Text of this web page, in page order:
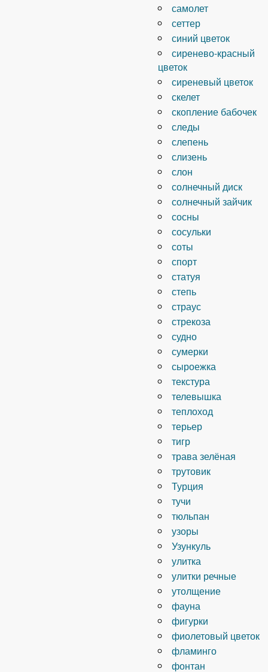
самолет
сеттер
синий цветок
сиренево-красный
цветок
сиреневый цветок
скелет
скопление бабочек
следы
слепень
слизень
слон
солнечный диск
солнечный зайчик
сосны
сосульки
соты
спорт
статуя
степь
страус
стрекоза
судно
сумерки
сыроежка
текстура
телевышка
теплоход
терьер
тигр
трава зелёная
трутовик
Турция
тучи
тюльпан
узоры
Узункуль
улитка
улитки речные
утолщение
фауна
фигурки
фиолетовый цветок
фламинго
фонтан